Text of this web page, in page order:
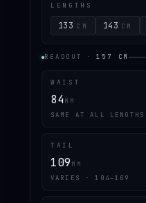
LENGTHS
133 CM 143 CM
READOUT · 157 CM
WAIST
84MM
SAME AT ALL LENGTHS
TAIL
109 MM
VARIES · 104–109